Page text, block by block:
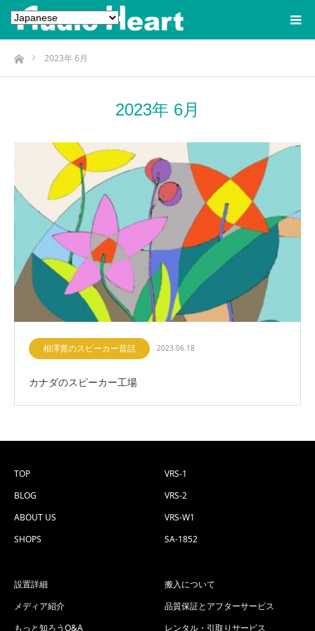
ホーム2023年 6月
2023年 6月
相澤寛のスピーカー昔話 2023.06.18
カナダのスピーカー工場
TOP
BLOG
ABOUT US
SHOPS
VRS-1
VRS-2
VRS-W1
SA-1852
設置詳細
メディア紹介
もっと知ろうQ&A
搬入について
品質保証とアフターサービス
レンタル・引取りサービス